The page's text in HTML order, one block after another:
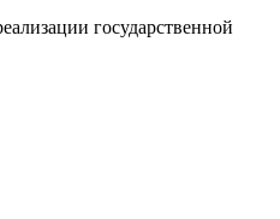
государственной